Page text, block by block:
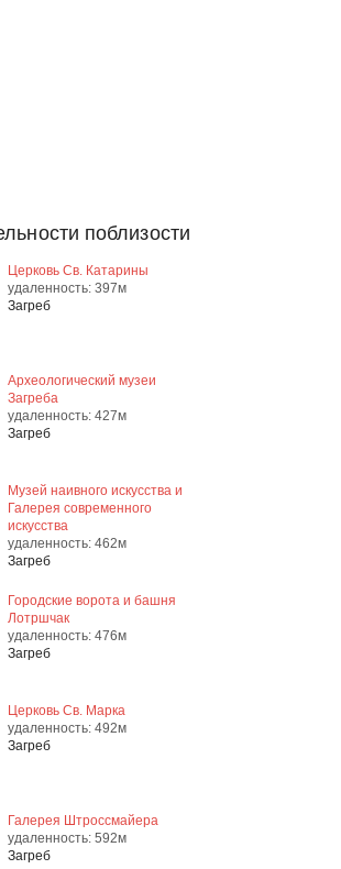
поблизости
Церковь Св. Катарины
удаленность: 397м
Загреб
Археологический музеи
Загреба
удаленность: 427м
Загреб
Музей наивного искусства и
Галерея современного
искусства
удаленность: 462м
Загреб
Городские ворота и башня
Лотршчак
удаленность: 476м
Загреб
Церковь Св. Марка
удаленность: 492м
Загреб
Галерея Штроссмайера
удаленность: 592м
Загреб